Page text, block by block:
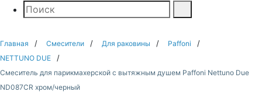
Поиск
Главная Смесители Для раковины
Paffoni
NETTUNO DUE
Смеситель для парикмахерской с вытяжным душем Paffoni Nettuno Due
ND087CR хром/черный